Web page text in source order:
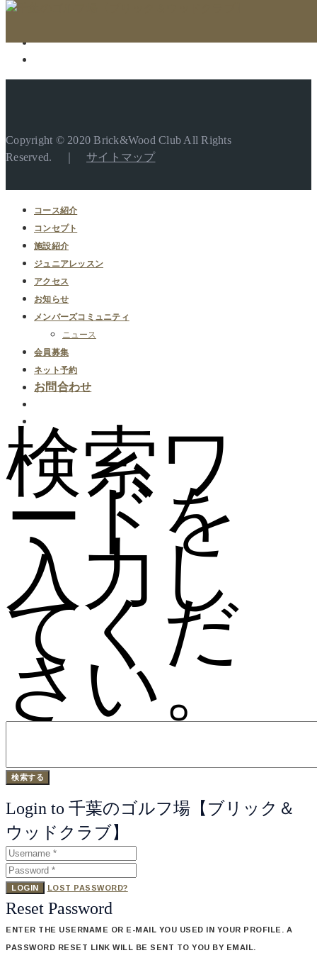
Copyright © 2020 Brick&Wood Club All Rights
Reserved. ｜ サイトマップ
コース紹介
コンセプト
施設紹介
ジュニアレッスン
アクセス
お知らせ
メンバーズコミュニティ
ニュース
会員募集
ネット予約
お問合わせ
検索ワ
ードを
入力し
てくだ
さい。
Login to 千葉のゴルフ場【ブリック＆
ウッドクラブ】
LOGIN LOST PASSWORD?
Reset Password
ENTER THE USERNAME OR E-MAIL YOU USED IN YOUR PROFILE. A
PASSWORD RESET LINK WILL BE SENT TO YOU BY EMAIL.